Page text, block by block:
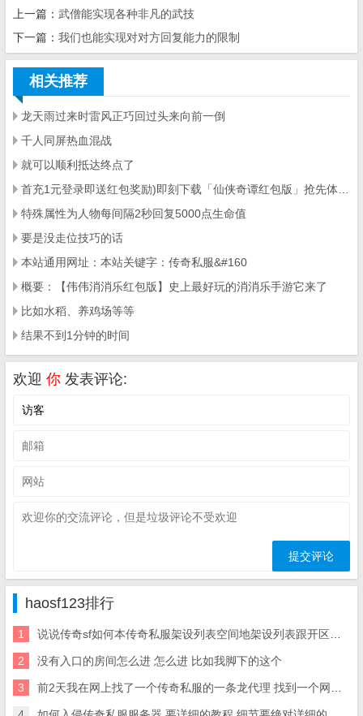
上一篇： 武僧能实现各种非凡的武技
下一篇： 我们也能实现对对方回复能力的限制
相关推荐
龙天雨过来时雷风正巧回过头来向前一倒
千人同屏热血混战
就可以顺利抵达终点了
特殊属性为人物每间隔2秒回复5000点生命值
要是没走位技巧的话
本站通用网址：本站关键字：传奇私服&#160
概要：【伟伟消消乐红包版】史上最好玩的消消乐手游它来了
比如水稻、养鸡场等等
结果不到1分钟的时间
欢迎 你 发表评论:
haosf123排行
1 说说传奇sf如何本传奇私服架设列表空间地架设列表跟开区网站
2 没有入口的房间怎么进 怎么进 比如我脚下的这个
3 前2天我在网上找了一个传奇私服的一条龙代理 找到一个网站。传奇一条龙 但是被骗了 1900元